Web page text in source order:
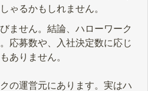
ゃるかもしれません。
ません。結論、ハローワーク
応募数や、入社決定数に応じ
ありません。
の運営元にあります。実はハ